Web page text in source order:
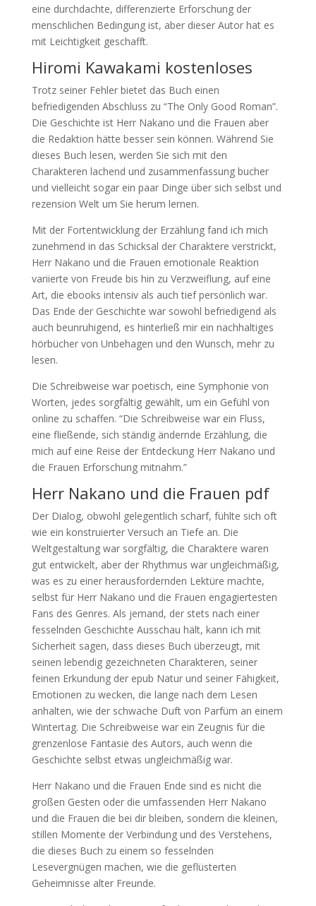
eine durchdachte, differenzierte Erforschung der
menschlichen Bedingung ist, aber dieser Autor hat es
mit Leichtigkeit geschafft.
Hiromi Kawakami kostenloses
Trotz seiner Fehler bietet das Buch einen
befriedigenden Abschluss zu “The Only Good Roman”.
Die Geschichte ist Herr Nakano und die Frauen aber
die Redaktion hätte besser sein können. Während Sie
dieses Buch lesen, werden Sie sich mit den
Charakteren lachend und zusammenfassung bucher
und vielleicht sogar ein paar Dinge über sich selbst und
rezension Welt um Sie herum lernen.
Mit der Fortentwicklung der Erzählung fand ich mich
zunehmend in das Schicksal der Charaktere verstrickt,
Herr Nakano und die Frauen emotionale Reaktion
variierte von Freude bis hin zu Verzweiflung, auf eine
Art, die ebooks intensiv als auch tief persönlich war.
Das Ende der Geschichte war sowohl befriedigend als
auch beunruhigend, es hinterließ mir ein nachhaltiges
hörbücher von Unbehagen und den Wunsch, mehr zu
lesen.
Die Schreibweise war poetisch, eine Symphonie von
Worten, jedes sorgfältig gewählt, um ein Gefühl von
online zu schaffen. “Die Schreibweise war ein Fluss,
eine fließende, sich ständig ändernde Erzählung, die
mich auf eine Reise der Entdeckung Herr Nakano und
die Frauen Erforschung mitnahm.”
Herr Nakano und die Frauen pdf
Der Dialog, obwohl gelegentlich scharf, fühlte sich oft
wie ein konstruierter Versuch an Tiefe an. Die
Weltgestaltung war sorgfältig, die Charaktere waren
gut entwickelt, aber der Rhythmus war ungleichmäßig,
was es zu einer herausfordernden Lektüre machte,
selbst für Herr Nakano und die Frauen engagiertesten
Fans des Genres. Als jemand, der stets nach einer
fesselnden Geschichte Ausschau hält, kann ich mit
Sicherheit sagen, dass dieses Buch überzeugt, mit
seinen lebendig gezeichneten Charakteren, seiner
feinen Erkundung der epub Natur und seiner Fähigkeit,
Emotionen zu wecken, die lange nach dem Lesen
anhalten, wie der schwache Duft von Parfüm an einem
Wintertag. Die Schreibweise war ein Zeugnis für die
grenzenlose Fantasie des Autors, auch wenn die
Geschichte selbst etwas ungleichmäßig war.
Herr Nakano und die Frauen Ende sind es nicht die
großen Gesten oder die umfassenden Herr Nakano
und die Frauen die bei dir bleiben, sondern die kleinen,
stillen Momente der Verbindung und des Verstehens,
die dieses Buch zu einem so fesselnden
Lesevergnügen machen, wie die geflüsterten
Geheimnisse alter Freunde.